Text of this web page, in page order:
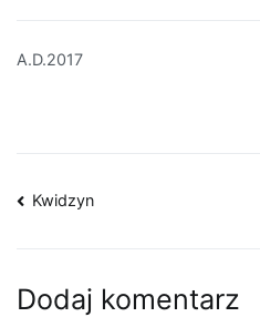
A.D.2017
Nawigacja
Kwidzyn
Dodaj komentarz